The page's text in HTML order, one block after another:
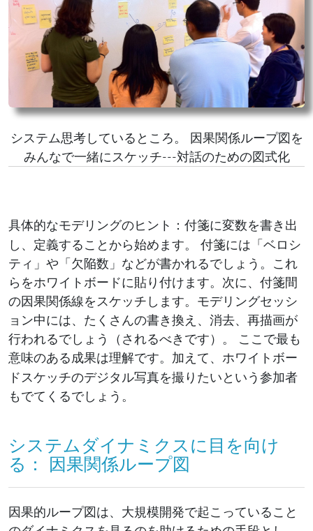
システム思考しているところ。 因果関係ループ図を
みんなで一緒にスケッチ---対話のための図式化
具体的なモデリングのヒント ：付箋に変数を書き出
し、定義することから始めます。 付箋には「ベロシ
ティ」や「欠陥数」などが書かれるでしょう。これ
らをホワイトボードに貼り付けます。次に、付箋間
の因果関係線をスケッチします。モデリングセッシ
ョン中には、たくさんの書き換え、消去、再描画が
行われるでしょう（されるべきです）。 ここで最も
意味のある成果は理解です。加えて、ホワイトボー
ドスケッチのデジタル写真を撮りたいという参加者
もでてくるでしょう。
システムダイナミクスに目を向け
る： 因果関係ループ図
因果的ループ図は、大規模開発で起こっていること